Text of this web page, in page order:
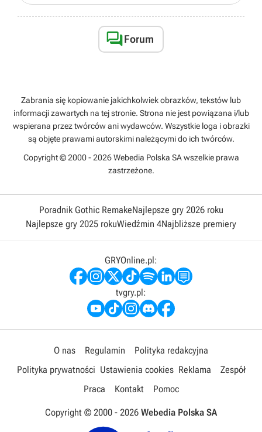
Forum
Zabrania się kopiowanie jakichkolwiek obrazków, tekstów lub
informacji zawartych na tej stronie. Strona nie jest powiązana i/lub
wspierana przez twórców ani wydawców. Wszystkie loga i obrazki
są objęte prawami autorskimi należącymi do ich twórców.
Copyright © 2000 - 2026 Webedia Polska SA wszelkie prawa
zastrzeżone.
Poradnik Gothic RemakeNajlepsze gry 2026 roku
Najlepsze gry 2025 rokuWiedźmin 4Najbliższe premiery
GRYOnline.pl:
tvgry.pl:
O nas Regulamin
Polityka redakcyjna
Polityka prywatności Ustawienia cookies Reklama
Zespół
Praca
Kontakt Pomoc
Copyright © 2000 - 2026 Webedia Polska SA